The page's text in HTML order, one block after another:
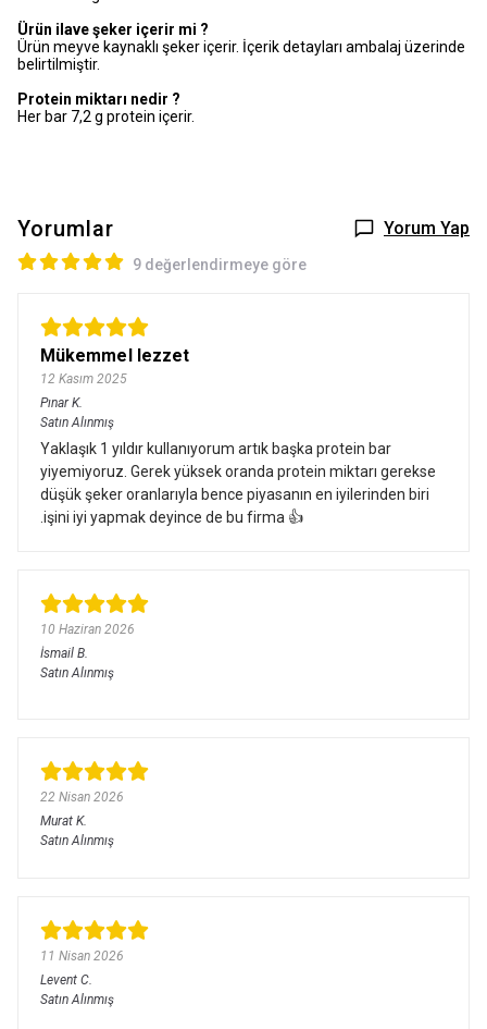
Ürün ilave şeker içerir mi ?
Ürün meyve kaynaklı şeker içerir. İçerik detayları ambalaj üzerinde
belirtilmiştir.
Protein miktarı nedir ?
Her bar 7,2 g protein içerir.
Yorumlar Yorum Yap
9 değerlendirmeye göre
Mükemmel lezzet
12 Kasım 2025
Pınar K.
Satın Alınmış
Yaklaşık 1 yıldır kullanıyorum artık başka protein bar
yiyemiyoruz. Gerek yüksek oranda protein miktarı gerekse
düşük şeker oranlarıyla bence piyasanın en iyilerinden biri
.işini iyi yapmak deyince de bu firma 👍
10 Haziran 2026
İsmail B.
Satın Alınmış
22 Nisan 2026
Murat K.
Satın Alınmış
11 Nisan 2026
Levent C.
Satın Alınmış